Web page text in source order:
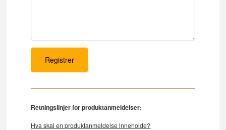
Retningslinjer for produktanmeldelser:
Hva skal en produktanmeldelse inneholde?